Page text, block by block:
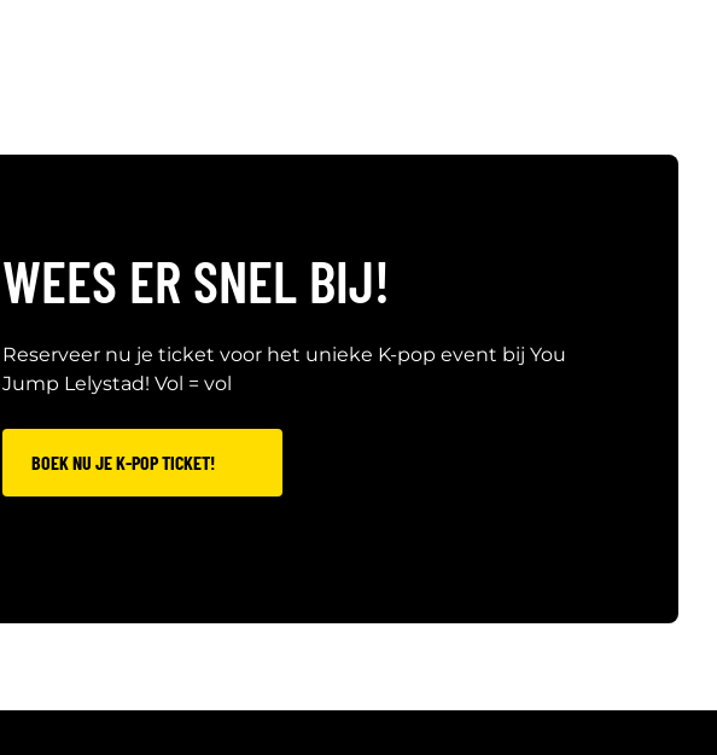
WEES ER SNEL BIJ!
Reserveer nu je ticket voor het unieke K-pop event bij You
Jump Lelystad! Vol = vol
BOEK NU JE K-POP TICKET!